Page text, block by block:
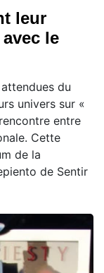
leur
le
du
univers sur «
entre
Cette
de la
de Sentir